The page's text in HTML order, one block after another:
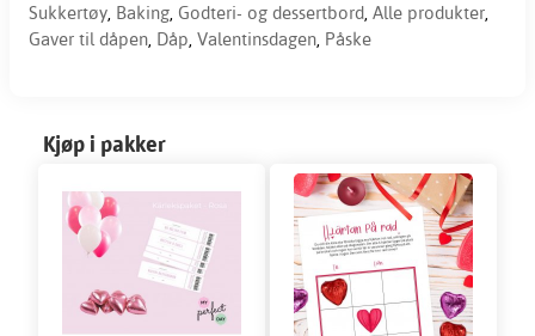
Sukkertøy, Baking, Godteri- og dessertbord, Alle produkter,
Gaver til dåpen, Dåp, Valentinsdagen, Påske
Kjøp i pakker